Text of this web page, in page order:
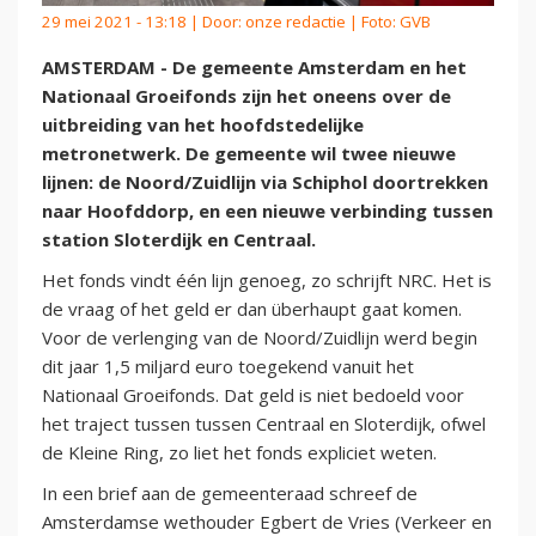
29 mei 2021 - 13:18 | Door: onze redactie | Foto: GVB
AMSTERDAM - De gemeente Amsterdam en het
Nationaal Groeifonds zijn het oneens over de
uitbreiding van het hoofdstedelijke
metronetwerk. De gemeente wil twee nieuwe
lijnen: de Noord/Zuidlijn via Schiphol doortrekken
naar Hoofddorp, en een nieuwe verbinding tussen
station Sloterdijk en Centraal.
Het fonds vindt één lijn genoeg, zo schrijft NRC. Het is
de vraag of het geld er dan überhaupt gaat komen.
Voor de verlenging van de Noord/Zuidlijn werd begin
dit jaar 1,5 miljard euro toegekend vanuit het
Nationaal Groeifonds. Dat geld is niet bedoeld voor
het traject tussen tussen Centraal en Sloterdijk, ofwel
de Kleine Ring, zo liet het fonds expliciet weten.
In een brief aan de gemeenteraad schreef de
Amsterdamse wethouder Egbert de Vries (Verkeer en